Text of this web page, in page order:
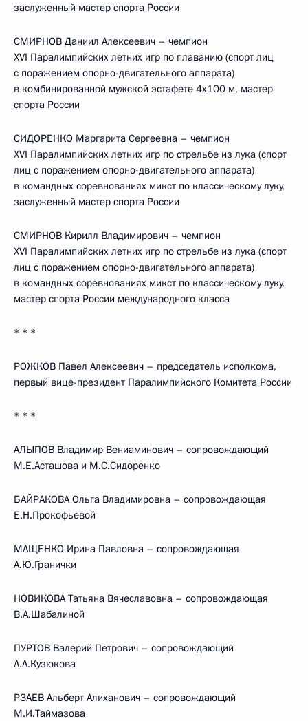
заслуженный мастер спорта России
СМИРНОВ Даниил Алексеевич – чемпион
XVI Паралимпийских летних игр по плаванию (спорт лиц
с поражением опорно-двигательного аппарата)
в комбинированной мужской эстафете 4x100 м, мастер
спорта России
СИДОРЕНКО Маргарита Сергеевна – чемпион
XVI Паралимпийских летних игр по стрельбе из лука (спорт
лиц с поражением опорно-двигательного аппарата)
в командных соревнованиях микст по классическому луку,
заслуженный мастер спорта России
СМИРНОВ Кирилл Владимирович – чемпион
XVI Паралимпийских летних игр по стрельбе из лука (спорт
лиц с поражением опорно-двигательного аппарата)
в командных соревнованиях микст по классическому луку,
мастер спорта России международного класса
* * *
РОЖКОВ Павел Алексеевич – председатель исполкома,
первый вице-президент Паралимпийского Комитета России
* * *
АЛЫПОВ Владимир Вениаминович – сопровождающий
М.Е.Асташова и М.С.Сидоренко
БАЙРАКОВА Ольга Владимировна – сопровождающая
Е.Н.Прокофьевой
МАЩЕНКО Ирина Павловна – сопровождающая
А.Ю.Гранички
НОВИКОВА Татьяна Вячеславовна – сопровождающая
В.А.Шабалиной
ПУРТОВ Валерий Петрович – сопровождающий
А.А.Кузюкова
РЗАЕВ Альберт Алиханович – сопровождающий
М.И.Таймазова